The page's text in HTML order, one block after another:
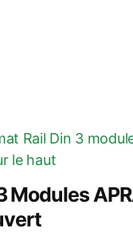
Modules